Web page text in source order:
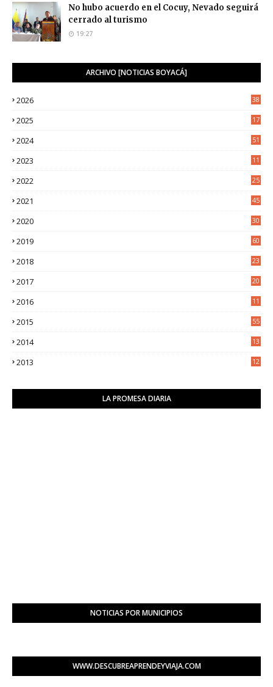
No hubo acuerdo en el Cocuy, Nevado seguirá
cerrado al turismo
19:27
ARCHIVO [NOTICIAS BOYACÁ]
2026 38
2025
17
2024 51
2023
11
2022
25
2021
45
2020
30
2019 60
2018
23
2017
20
2016
11
2015 55
2014
13
2013
12
LA PROMESA DIARIA
NOTICIAS POR MUNICIPIOS
WWW.DESCUBREAPRENDEYVIAJA.COM